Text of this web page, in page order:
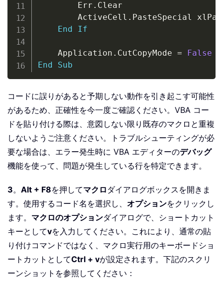
        Err
. Clear
        ActiveCell
. PasteSpecial
End
If
    Application
. CutCopyMode =
False
End
Sub
コードに誤りがあると予期しない動作を引き起こす可能性
があるため、正確性を今一度ご確認ください。VBA コー
ドを貼り付ける際は、意図しない限り既存のマクロと重複
しないようご注意ください。トラブルシューティングが必
要な場合は、エラー発生時に VBA エディターのデバッグ
機能を使って、問題が発生している行を特定できます。
3。 Alt + F8を押してマクロ ダイアログボックスを開きま
す。使用するコード名を選択し、 オプションをクリックし
ます。 マクロのオプションダイアログで、ショートカット
キーとしてvを入力してください。これにより、通常の貼
り付けコマンドではなく、マクロ実行用のキーボードショ
ートカットとしてCtrl + vが設定されます。下記のスクリ
ーンショットを参照してください：